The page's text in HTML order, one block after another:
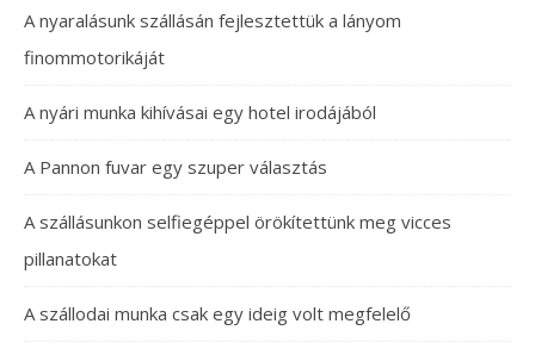
A nyaralásunk szállásán fejlesztettük a lányom
finommotorikáját
A nyári munka kihívásai egy hotel irodájából
A Pannon fuvar egy szuper választás
A szállásunkon selfiegéppel örökítettünk meg vicces
pillanatokat
A szállodai munka csak egy ideig volt megfelelő